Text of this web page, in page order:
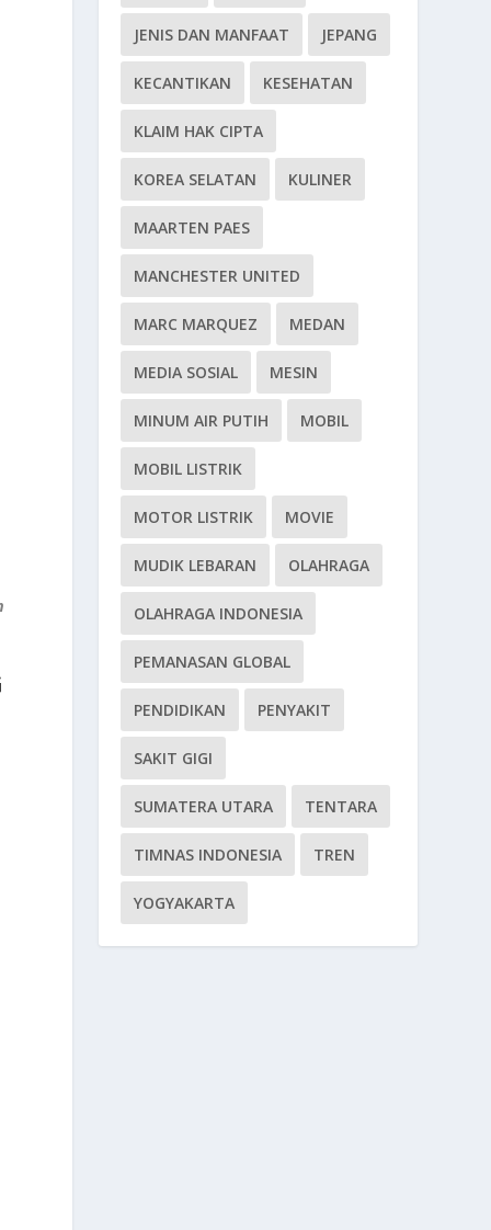
JENIS DAN MANFAAT JEPANG
KECANTIKAN KESEHATAN
KLAIM HAK CIPTA
KOREA SELATAN KULINER
MAARTEN PAES
MANCHESTER UNITED
MARC MARQUEZ MEDAN
MEDIA SOSIAL MESIN
MINUM AIR PUTIH MOBIL
MOBIL LISTRIK
MOTOR LISTRIK MOVIE
MUDIK LEBARAN OLAHRAGA
OLAHRAGA INDONESIA
PEMANASAN GLOBAL
PENDIDIKAN PENYAKIT
SAKIT GIGI
SUMATERA UTARA TENTARA
TIMNAS INDONESIA TREN
YOGYAKARTA